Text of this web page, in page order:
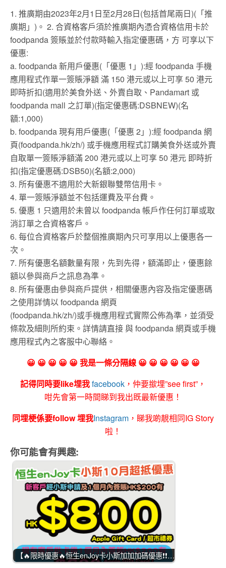
1. 推廣期由2023年2月1日至2月28日(包括首尾兩日)(「推
廣期」)。 2. 合資格客戶須於推廣期內憑合資格信用卡於
foodpanda 簽賬並於付款時輸入指定優惠碼，方 可享以下
優惠:
a. foodpanda 新用戶優惠(「優惠 1」):經 foodpanda 手機
應用程式作單一簽賬淨額 滿 150 港元或以上可享 50 港元
即時折扣(適用於美食外送、外賣自取、Pandamart 或
foodpanda mall 之訂單)(指定優惠碼:DSBNEW)(名
額:1,000)
b. foodpanda 現有用戶優惠(「優惠 2」):經 foodpanda 網
頁(foodpanda.hk/zh/) 或手機應用程式訂購美食外送或外賣
自取單一簽賬淨額滿 200 港元或以上可享 50 港元 即時折
扣(指定優惠碼:DSB50)(名額:2,000)
3. 所有優惠不適用於大新銀聯雙幣信用卡。
4. 單一簽賬淨額並不包括運費及平台費。
5. 優惠 1 只適用於未曾以 foodpanda 帳戶作任何訂單或取
消訂單之合資格客戶。
6. 每位合資格客戶於整個推廣期內只可享用以上優惠各一
次。
7. 所有優惠名額數量有限，先到先得，額滿即止，優惠餘
額以參與商戶之訊息為準。
8. 所有優惠由參與商戶提供，相關優惠內容及指定優惠碼
之使用詳情以 foodpanda 網頁
(foodpanda.hk/zh/)或手機應用程式實際公佈為準，並須受
條款及細則所約束。詳情請直接 與 foodpanda 網頁或手機
應用程式內之客服中心聯絡。
😀 😀 😀 😀 😀 我是一條分隔線 😀 😀 😀 😀 😀 😀
記得同時要like埋我facebook ，仲要撳埋”see first”，
咁先會第一時間睇到我出既最新優惠！
同埋梗係要follow 埋我Instagram ，睇我啲靚相同IG Story
啦！
你可能會有興趣:
【🔥限時優惠🔥恒生enJoy卡小斯加加加碼優惠❗❗…